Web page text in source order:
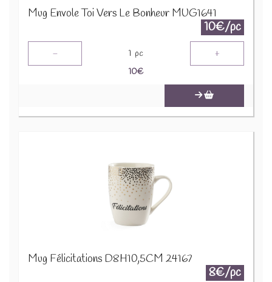
Mug Envole Toi Vers Le Bonheur MUG1641
10€/pc
- 1 pc +
10€
Mug Félicitations D8H10,5CM 24167
8€/pc